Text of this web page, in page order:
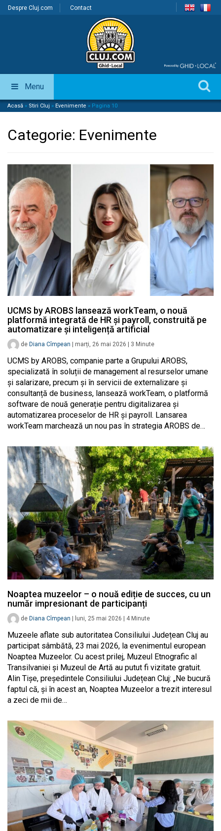
Despre Cluj.com Contact
Menu
Acasă » Stiri Cluj » Evenimente » Pagina 10
Categorie: Evenimente
UCMS by AROBS lansează workTeam, o nouă
platformă integrată de HR și payroll, construită pe
automatizare și inteligență artificial
de Diana Cîmpean marți, 26 mai 2026 3 Minute
UCMS by AROBS, companie parte a Grupului AROBS,
specializată în soluții de management al resurselor umane
și salarizare, precum și în servicii de externalizare și
consultanță de business, lansează workTeam, o platformă
software de nouă generație pentru digitalizarea și
automatizarea proceselor de HR și payroll. Lansarea
workTeam marchează un nou pas în strategia AROBS de…
Noaptea muzeelor – o nouă ediție de succes, cu un
număr impresionant de participanți
de Diana Cîmpean luni, 25 mai 2026 4 Minute
Muzeele aflate sub autoritatea Consiliului Județean Cluj au
participat sâmbătă, 23 mai 2026, la evenimentul european
Noaptea Muzeelor. Cu acest prilej, Muzeul Etnografic al
Transilvaniei și Muzeul de Artă au putut fi vizitate gratuit.
Alin Tișe, președintele Consiliului Județean Cluj: „Ne bucură
faptul că, și în acest an, Noaptea Muzeelor a trezit interesul
a zeci de mii de…